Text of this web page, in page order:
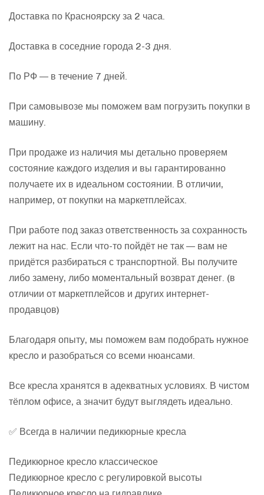
Доставка по Красноярску за 2 часа.
Доставка в соседние города 2-3 дня.
По РФ — в течение 7 дней.
При самовывозе мы поможем вам погрузить покупки в
машину.
При продаже из наличия мы детально проверяем
состояние каждого изделия и вы гарантированно
получаете их в идеальном состоянии. В отличии,
например, от покупки на маркетплейсах.
При работе под заказ ответственность за сохранность
лежит на нас. Если что-то пойдёт не так — вам не
придётся разбираться с транспортной. Вы получите
либо замену, либо моментальный возврат денег. (в
отличии от маркетплейсов и других интернет-
продавцов)
Благодаря опыту, мы поможем вам подобрать нужное
кресло и разобраться со всеми нюансами.
Все кресла хранятся в адекватных условиях. В чистом
тёплом офисе, а значит будут выглядеть идеально.
✅ Всегда в наличии педикюрные кресла
Педикюрное кресло классическое
Педикюрное кресло с регулировкой высоты